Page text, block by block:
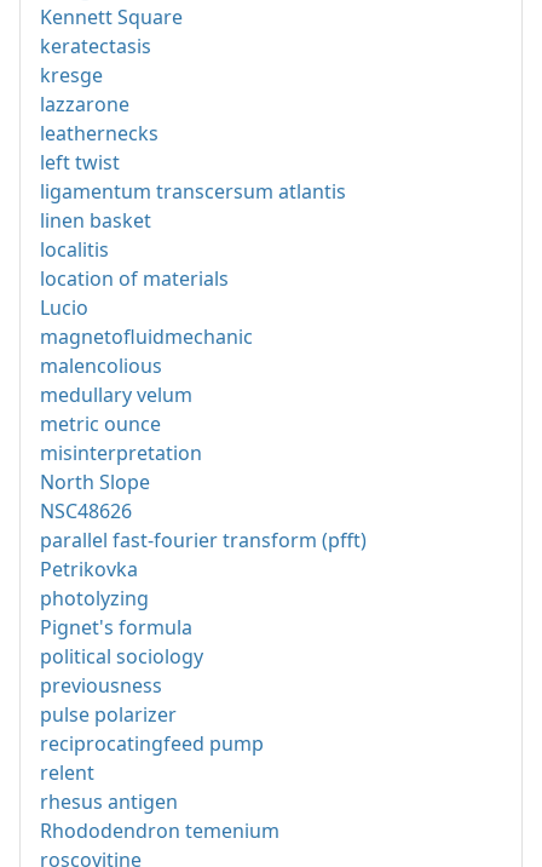
Kennett Square
keratectasis
kresge
lazzarone
leathernecks
left twist
ligamentum transcersum atlantis
linen basket
localitis
location of materials
Lucio
magnetofluidmechanic
malencolious
medullary velum
metric ounce
misinterpretation
North Slope
NSC48626
parallel fast-fourier transform (pfft)
Petrikovka
photolyzing
Pignet's formula
political sociology
previousness
pulse polarizer
reciprocatingfeed pump
relent
rhesus antigen
Rhododendron temenium
roscovitine